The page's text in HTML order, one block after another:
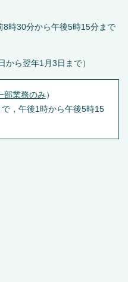
8時30分から午後5時15分まで
ら翌年1月3日まで）
部業務のみ ）
，午後1時から午後5時15